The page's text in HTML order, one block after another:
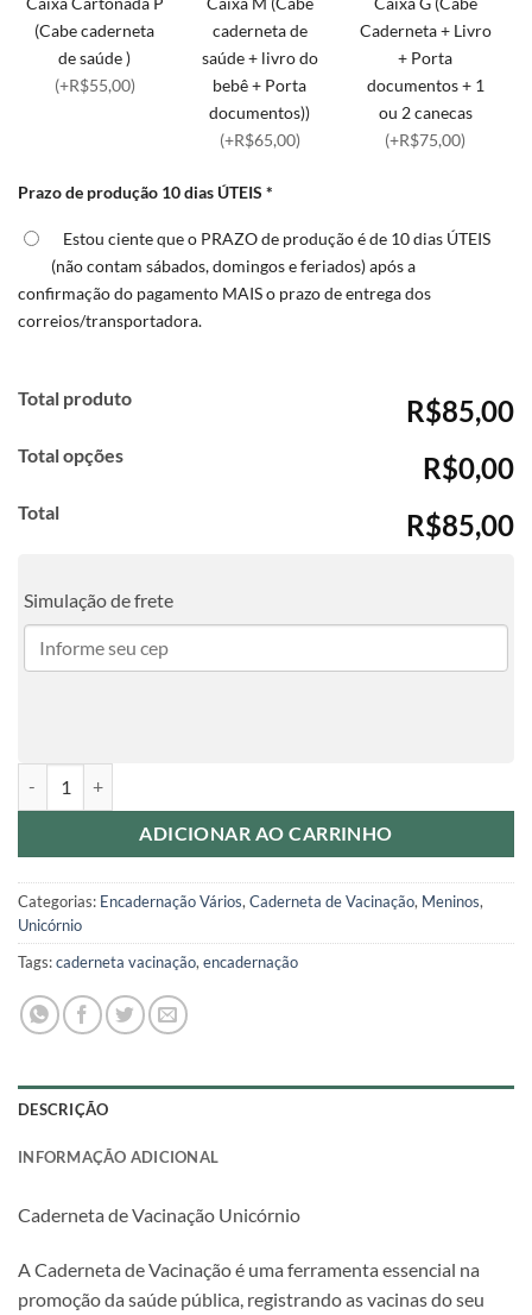
(Cabe caderneta
de saúde )
(+R$55,00)
caderneta de
saúde + livro do
bebê + Porta
documentos))
(+R$65,00)
Caderneta + Livro
+ Porta
documentos + 1
ou 2 canecas
(+R$75,00)
Prazo de produção 10 dias ÚTEIS *
Estou ciente que o PRAZO de produção é de 10 dias ÚTEIS
(não contam sábados, domingos e feriados) após a
confirmação do pagamento MAIS o prazo de entrega dos
correios/transportadora.
Total produto R$85,00
Total opções R$0,00
Total R$85,00
Simulação de frete
ADICIONAR AO CARRINHO
Categorias: Encadernação Vários, Caderneta de Vacinação, Meninos,
Unicórnio
Tags:caderneta vacinação, encadernação
DESCRIÇÃO
INFORMAÇÃO ADICIONAL
Caderneta de Vacinação Unicórnio
A Caderneta de Vacinação é uma ferramenta essencial na
promoção da saúde pública, registrando as vacinas do seu